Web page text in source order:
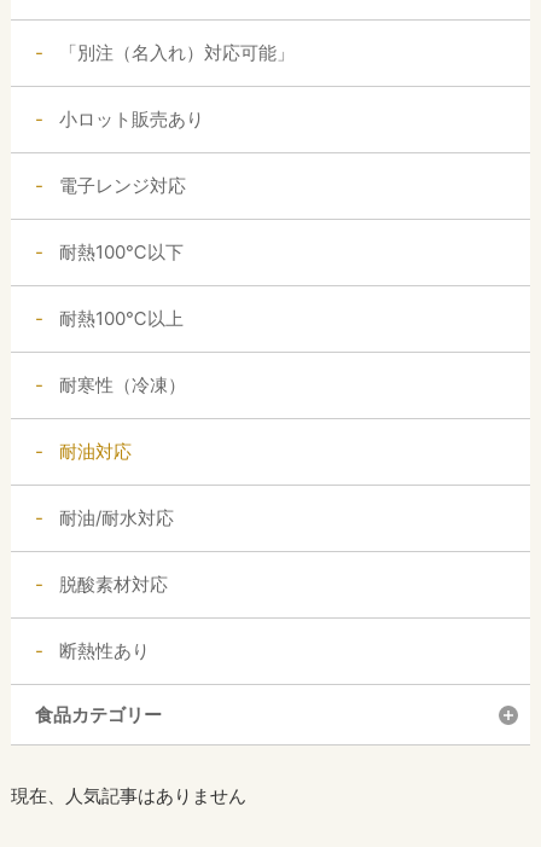
「別注（名入れ）対応可能」
小ロット販売あり
電子レンジ対応
耐熱100℃以下
耐熱100℃以上
耐寒性（冷凍）
耐油対応
耐油/耐水対応
脱酸素材対応
断熱性あり
食品カテゴリー
現在、人気記事はありません